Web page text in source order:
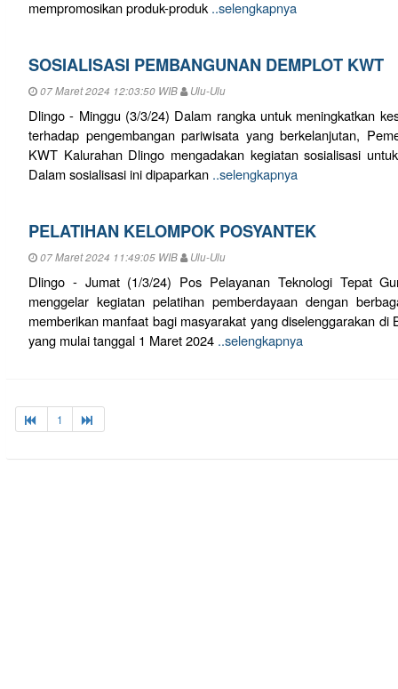
mempromosikan produk-produk ..selengkapnya
SOSIALISASI PEMBANGUNAN DEMPLOT KWT
07 Maret 2024 12:03:50 WIB Ulu-Ulu
Dlingo - Minggu (3/3/24) Dalam rangka untuk meningkatkan
terhadap pengembangan pariwisata yang berkelanjutan,
KWT Kalurahan Dlingo mengadakan kegiatan sosialisasi
Dalam sosialisasi ini dipaparkan ..selengkapnya
PELATIHAN KELOMPOK POSYANTEK
07 Maret 2024 11:49:05 WIB Ulu-Ulu
Dlingo - Jumat (1/3/24) Pos Pelayanan Teknologi Tepat
menggelar kegiatan pelatihan pemberdayaan dengan
memberikan manfaat bagi masyarakat yang diselenggarakan
yang mulai tanggal 1 Maret 2024 ..selengkapnya
1